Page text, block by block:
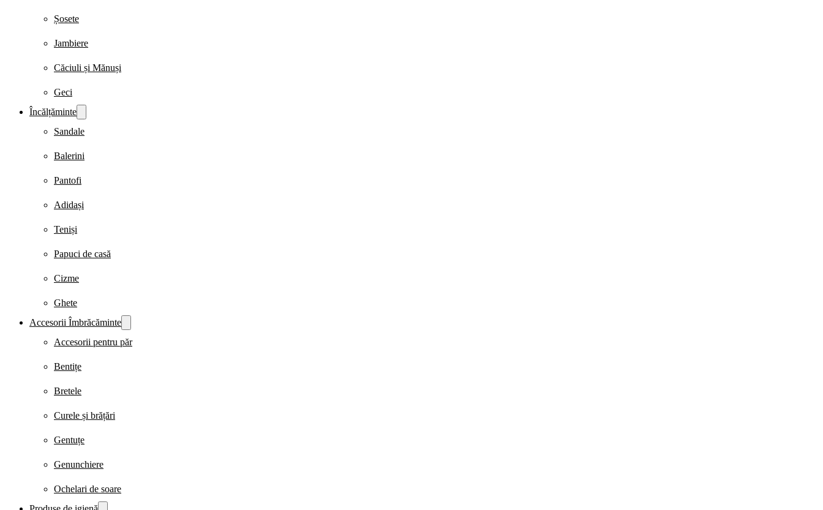
Șosete
Jambiere
Căciuli și Mănuși
Geci
Încălțăminte
Sandale
Balerini
Pantofi
Adidași
Teniși
Papuci de casă
Cizme
Ghete
Accesorii Îmbrăcăminte
Accesorii pentru păr
Bentițe
Bretele
Curele și brățări
Gentuțe
Genunchiere
Ochelari de soare